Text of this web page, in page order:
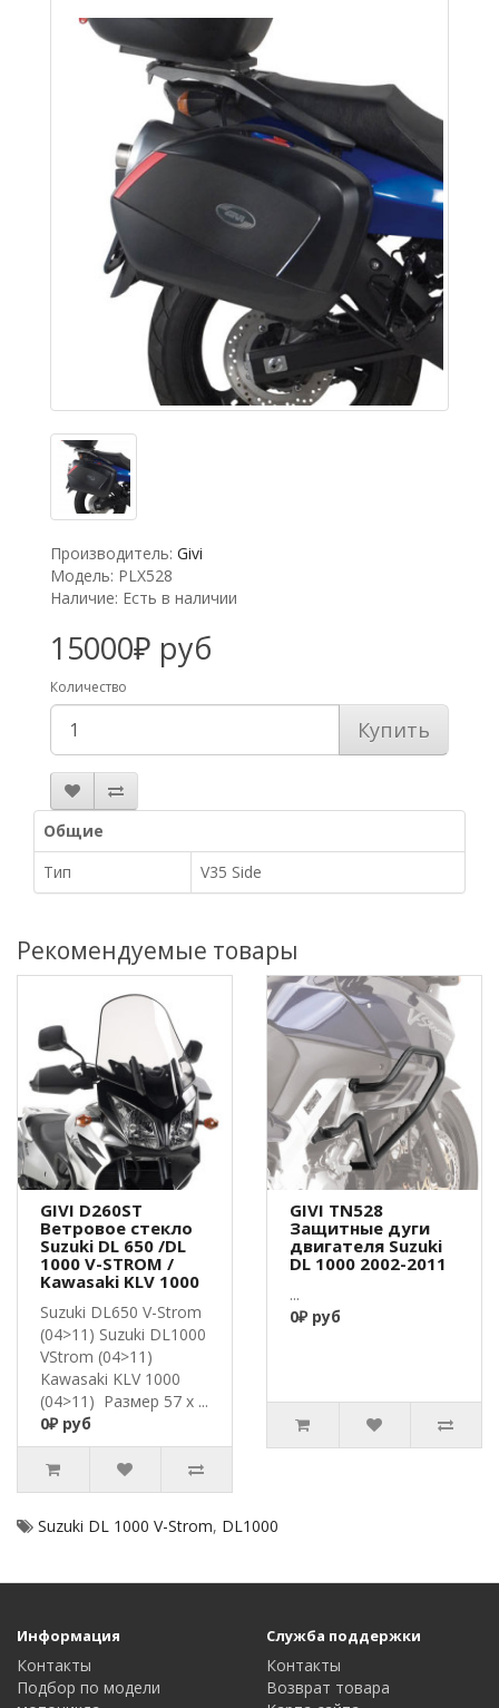
Производитель: Givi
Модель: PLX528
Наличие: Есть в наличии
15000₽ руб
Количество
Купить
Общие
Тип
V35 Side
Рекомендуемые товары
GIVI D260ST
Ветровое стекло
Suzuki DL 650 /DL
1000 V-STROM /
Kawasaki KLV 1000
Suzuki DL650 V-Strom
(04>11) Suzuki DL1000
VStrom (04>11)
Kawasaki KLV 1000
(04>11) Размер 57 x ...
0₽ руб
GIVI TN528
Защитные дуги
двигателя Suzuki
DL 1000 2002-2011
...
0₽ руб
Suzuki DL 1000 V-Strom, DL1000
Информация
Контакты
Подбор по модели
Служба поддержки
Контакты
Возврат товара